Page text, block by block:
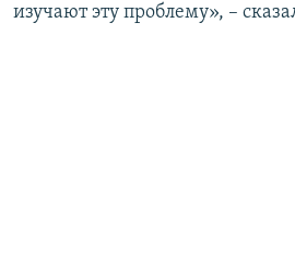
изучают эту проблему», –